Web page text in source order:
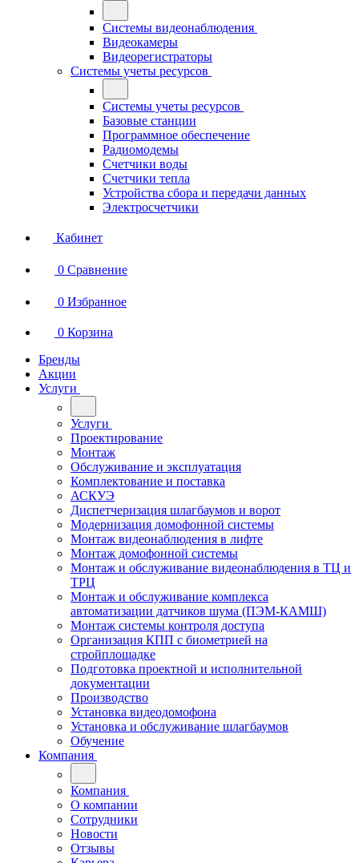
Системы видеонаблюдения
Видеокамеры
Видеорегистраторы
Системы учеты ресурсов
Системы учеты ресурсов
Базовые станции
Программное обеспечение
Радиомодемы
Счетчики воды
Счетчики тепла
Устройства сбора и передачи данных
Электросчетчики
Кабинет
0 Сравнение
0 Избранное
0 Корзина
Бренды
Акции
Услуги
Услуги
Проектирование
Монтаж
Обслуживание и эксплуатация
Комплектование и поставка
АСКУЭ
Диспетчеризация шлагбаумов и ворот
Модернизация домофонной системы
Монтаж видеонаблюдения в лифте
Монтаж домофонной системы
Монтаж и обслуживание видеонаблюдения в ТЦ и
ТРЦ
Монтаж и обслуживание комплекса
автоматизации датчиков шума (ПЭМ-КАМШ)
Монтаж системы контроля доступа
Организация КПП с биометрией на
стройплощадке
Подготовка проектной и исполнительной
документации
Производство
Установка видеодомофона
Установка и обслуживание шлагбаумов
Обучение
Компания
Компания
О компании
Сотрудники
Новости
Отзывы